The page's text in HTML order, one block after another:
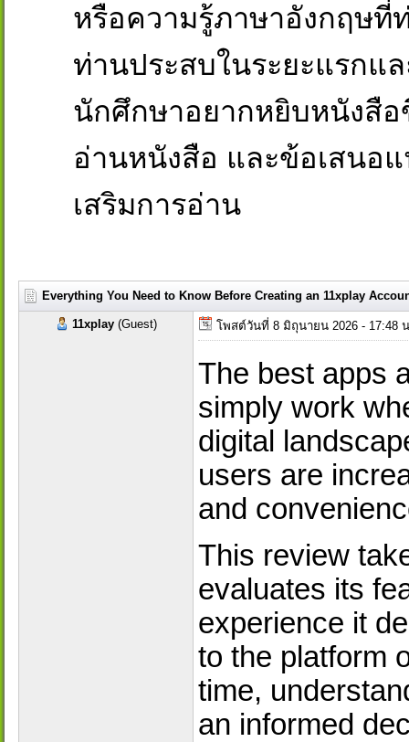
หรือความรู้ภาษาอังกฤษ
ท่านประสบในระยะแรกแ
นักศึกษาอยากหยิบหนังสื
อ่านหนังสือ และข้อเสนอ
เสริมการอ่าน
Everything You Need to Know Before Creating an 11xplay
11xplay (Guest) โพสต์วันที่ 8 มิถุนายน 2026 - 17:48
The best apps
simply work
digital
users are
and
This review
evaluates its
experience it
to the platform
time,
an informed